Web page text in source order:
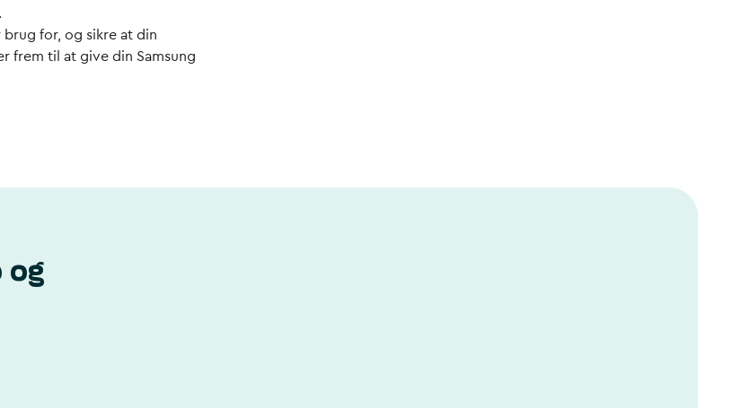
for, og sikre at din
frem til at give din Samsung
og